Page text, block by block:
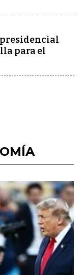
presidencial
para el